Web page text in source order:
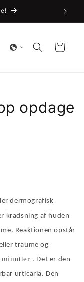
Indkøbskurv
opdage
dermografisk
kradsning af huden
Reaktionen opstår
traume og
minutter . Det er den
urticaria. Den